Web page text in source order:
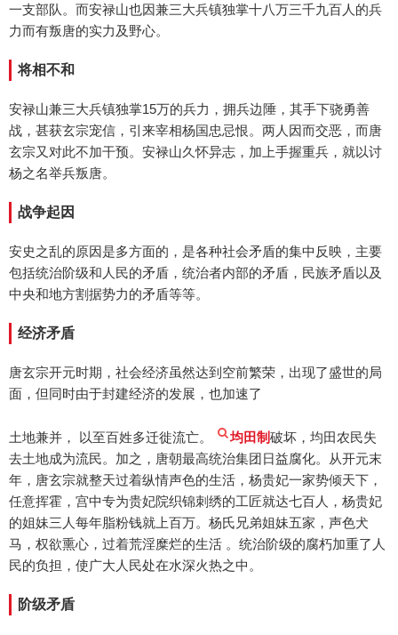
一支部队。而安禄山也因兼三大兵镇独掌十八万三千九百人的兵
力而有叛唐的实力及野心。
将相不和
安禄山兼三大兵镇独掌15万的兵力，拥兵边陲，其手下骁勇善
战，甚获玄宗宠信，引来宰相杨国忠忌恨。两人因而交恶，而唐
玄宗又对此不加干预。安禄山久怀异志，加上手握重兵，就以讨
杨之名举兵叛唐。
战争起因
安史之乱的原因是多方面的，是各种社会矛盾的集中反映，主要
包括统治阶级和人民的矛盾，统治者内部的矛盾，民族矛盾以及
中央和地方割据势力的矛盾等等。
经济矛盾
唐玄宗开元时期，社会经济虽然达到空前繁荣，出现了盛世的局
面，但同时由于封建经济的发展，也加速了
土地兼并， 以至百姓多迁徙流亡。 均田制破坏，均田农民失
去土地成为流民。加之，唐朝最高统治集团日益腐化。从开元末
年，唐玄宗就整天过着纵情声色的生活，杨贵妃一家势倾天下，
任意挥霍，宫中专为贵妃院织锦刺绣的工匠就达七百人，杨贵妃
的姐妹三人每年脂粉钱就上百万。杨氏兄弟姐妹五家，声色犬
马，权欲熏心，过着荒淫糜烂的生活 。统治阶级的腐朽加重了人
民的负担，使广大人民处在水深火热之中。
阶级矛盾